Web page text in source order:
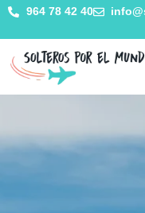
964 78 42 40